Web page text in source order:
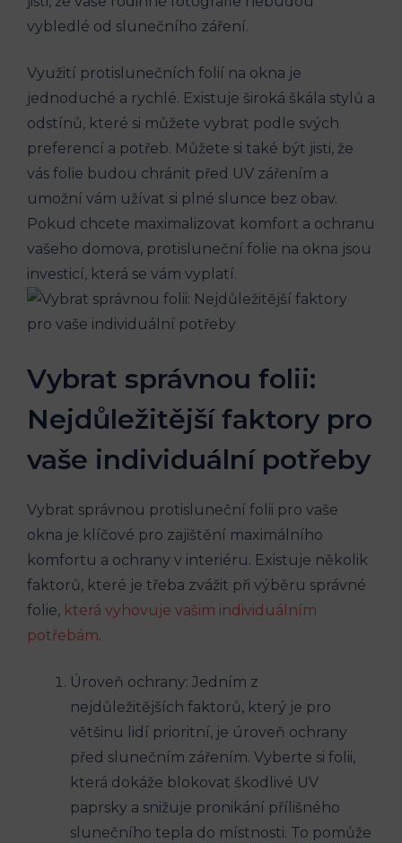
vybledlé od slunečního záření.
Využití protislunečních folií na okna je
jednoduché a rychlé. Existuje široká škála stylů a
odstínů, které si můžete vybrat podle svých
preferencí a potřeb. Můžete si také být jisti, že
vás folie budou chránit před UV zářením a
umožní vám užívat si plné slunce bez obav.
Pokud chcete maximalizovat komfort a ochranu
vašeho domova, protisluneční folie na okna jsou
investicí, která se vám vyplatí.
Vybrat správnou folii:
Nejdůležitější faktory pro
vaše individuální potřeby
Vybrat správnou protisluneční folii pro vaše
okna je klíčové pro zajištění maximálního
komfortu a ochrany v interiéru. Existuje několik
faktorů, které je třeba zvážit při výběru správné
folie, která vyhovuje vašim individuálním
potřebám.
Úroveň ochrany: Jedním z
nejdůležitějších faktorů, který je pro
většinu lidí prioritní, je úroveň ochrany
před slunečním zářením. Vyberte si folii,
která dokáže blokovat škodlivé UV
paprsky a snižuje pronikání přílišného
slunečního tepla do místnosti. To pomůže